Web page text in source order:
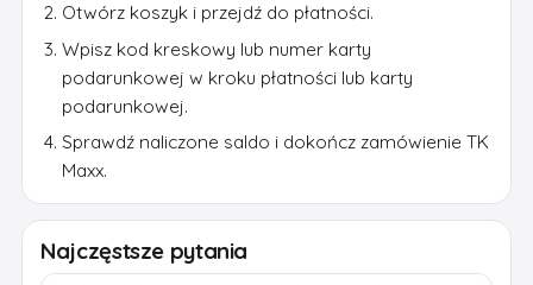
Otwórz koszyk i przejdź do płatności.
Wpisz kod kreskowy lub numer karty
podarunkowej w kroku płatności lub karty
podarunkowej.
Sprawdź naliczone saldo i dokończ zamówienie TK
Maxx.
Najczęstsze pytania